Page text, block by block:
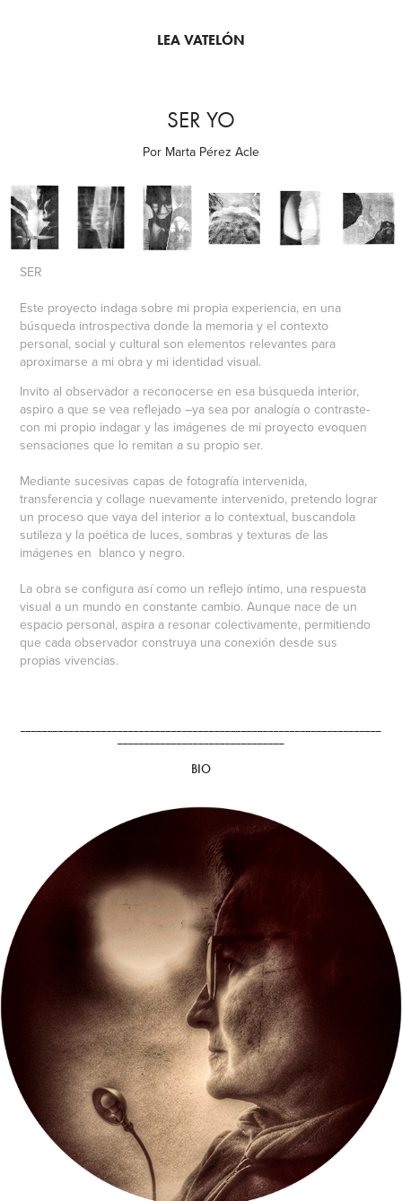
LEA VATELÓN
SER YO
Por Marta Pérez Acle
SER
Este proyecto indaga sobre mi propia experiencia, en una
búsqueda introspectiva donde la memoria y el contexto
personal, social y cultural son elementos relevantes para
aproximarse a mi obra y mi identidad visual.
Invito al observador a reconocerse en esa búsqueda interior,
aspiro a que se vea reflejado –ya sea por analogía o contraste-
con mi propio indagar y las imágenes de mi proyecto evoquen
sensaciones que lo remitan a su propio ser.
Mediante sucesivas capas de fotografía intervenida,
transferencia y collage nuevamente intervenido, pretendo lograr
un proceso que vaya del interior a lo contextual, buscandola
sutileza y la poética de luces, sombras y texturas de las
imágenes en blanco y negro.
La obra se configura así como un reflejo íntimo, una respuesta
visual a un mundo en constante cambio. Aunque nace de un
espacio personal, aspira a resonar colectivamente, permitiendo
que cada observador construya una conexión desde sus
propias vivencias.
BIO